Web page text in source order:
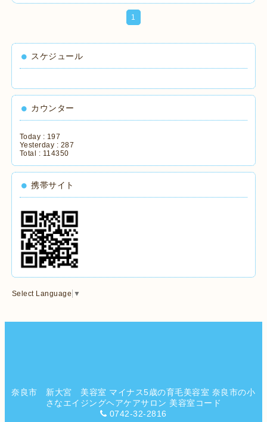
1
スケジュール
カウンター
Today : 197
Yesterday : 287
Total : 114350
携帯サイト
Select Language ▼
奈良市 新大宮 美容室 マイナス5歳の育毛美容室 奈良市の小
さなエイジングヘアケアサロン 美容室コード
0742-32-2816